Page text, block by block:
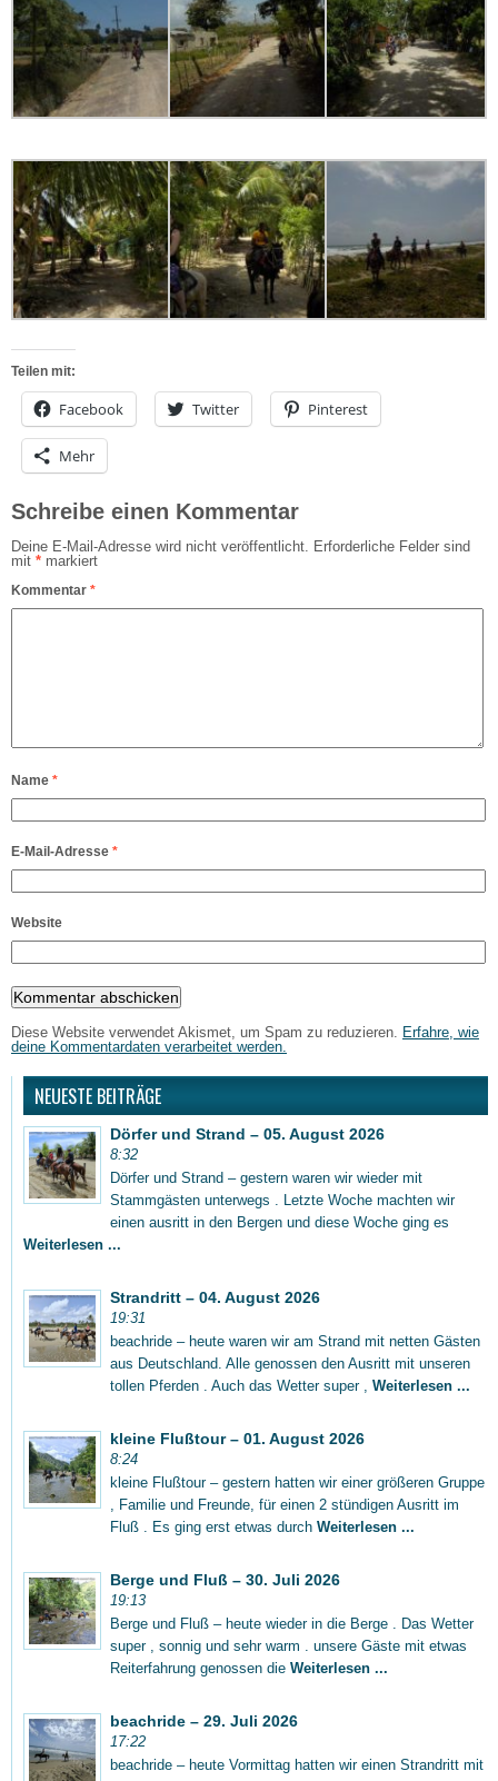
Teilen mit:
Facebook Twitter Pinterest
Mehr
Schreibe einen Kommentar
Deine E-Mail-Adresse wird nicht veröffentlicht. Erforderliche Felder sind
mit * markiert
Kommentar *
Name *
E-Mail-Adresse *
Website
Diese Website verwendet Akismet, um Spam zu reduzieren. Erfahre, wie
deine Kommentardaten verarbeitet werden.
NEUESTE BEITRÄGE
Dörfer und Strand – 05. August 2026
8:32
Dörfer und Strand – gestern waren wir wieder mit
Stammgästen unterwegs . Letzte Woche machten wir
einen ausritt in den Bergen und diese Woche ging es
Weiterlesen ...
Strandritt – 04. August 2026
19:31
beachride – heute waren wir am Strand mit netten Gästen
aus Deutschland. Alle genossen den Ausritt mit unseren
tollen Pferden . Auch das Wetter super , Weiterlesen ...
kleine Flußtour – 01. August 2026
8:24
kleine Flußtour – gestern hatten wir einer größeren Gruppe
, Familie und Freunde, für einen 2 stündigen Ausritt im
Fluß . Es ging erst etwas durch Weiterlesen ...
Berge und Fluß – 30. Juli 2026
19:13
Berge und Fluß – heute wieder in die Berge . Das Wetter
super , sonnig und sehr warm . unsere Gäste mit etwas
Reiterfahrung genossen die Weiterlesen ...
beachride – 29. Juli 2026
17:22
beachride – heute Vormittag hatten wir einen Strandritt mit